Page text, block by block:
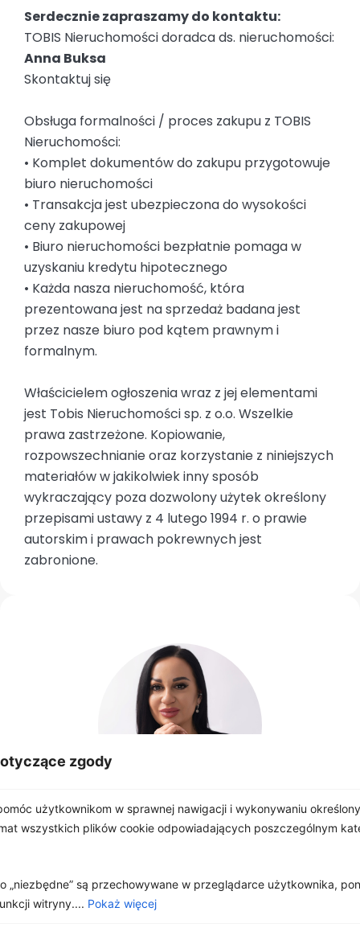
zgody
użytkownikom w sprawnej nawigacji i wykonywaniu
wszystkich plików cookie odpowiadających poszczególnym
„niezbędne” są przechowywane w przeglądarce użytkownika,
witryny.... Pokaż więcej
Serdecznie zapraszamy do kontaktu:
TOBIS Nieruchomości doradca ds. nieruchomości:
Anna Buksa
Skontaktuj się
Obsługa formalności / proces zakupu z TOBIS
Nieruchomości:
• Komplet dokumentów do zakupu przygotowuje
biuro nieruchomości
• Transakcja jest ubezpieczona do wysokości
ceny zakupowej
• Biuro nieruchomości bezpłatnie pomaga w
uzyskaniu kredytu hipotecznego
• Każda nasza nieruchomość, która
prezentowana jest na sprzedaż badana jest
przez nasze biuro pod kątem prawnym i
formalnym.
Właścicielem ogłoszenia wraz z jej elementami
jest Tobis Nieruchomości sp. z o.o. Wszelkie
prawa zastrzeżone. Kopiowanie,
rozpowszechnianie oraz korzystanie z niniejszych
materiałów w jakikolwiek inny sposób
wykraczający poza dozwolony użytek określony
przepisami ustawy z 4 lutego 1994 r. o prawie
autorskim i prawach pokrewnych jest
zabronione.
602 755 661